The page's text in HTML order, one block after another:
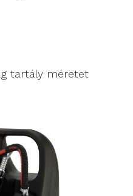
tartály méretet